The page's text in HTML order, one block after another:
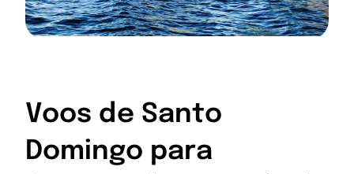
Voos de Santo
Domingo para